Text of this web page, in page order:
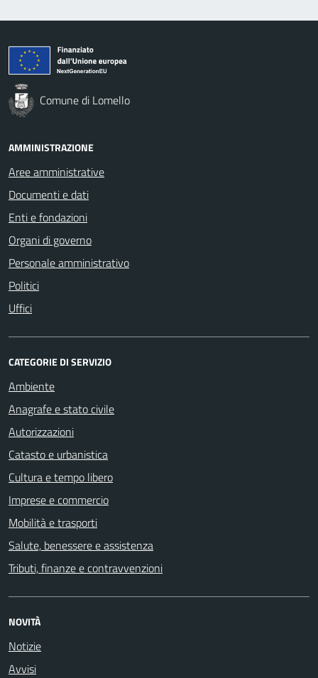
Comune di Lomello
AMMINISTRAZIONE
Aree amministrative
Documenti e dati
Enti e fondazioni
Organi di governo
Personale amministrativo
Politici
Uffici
CATEGORIE DI SERVIZIO
Ambiente
Anagrafe e stato civile
Autorizzazioni
Catasto e urbanistica
Cultura e tempo libero
Imprese e commercio
Mobilità e trasporti
Salute, benessere e assistenza
Tributi, finanze e contravvenzioni
NOVITÀ
Notizie
Avvisi